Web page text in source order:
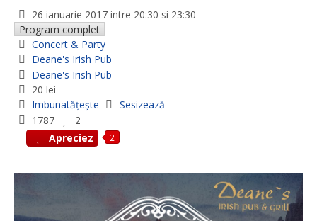
26 ianuarie 2017intre 20:30 si 23:30
Program complet
Concert & Party
Deane's Irish Pub
Deane's Irish Pub
20 lei
Imbunatățește
Sesizează
1787
2
Apreciez
2